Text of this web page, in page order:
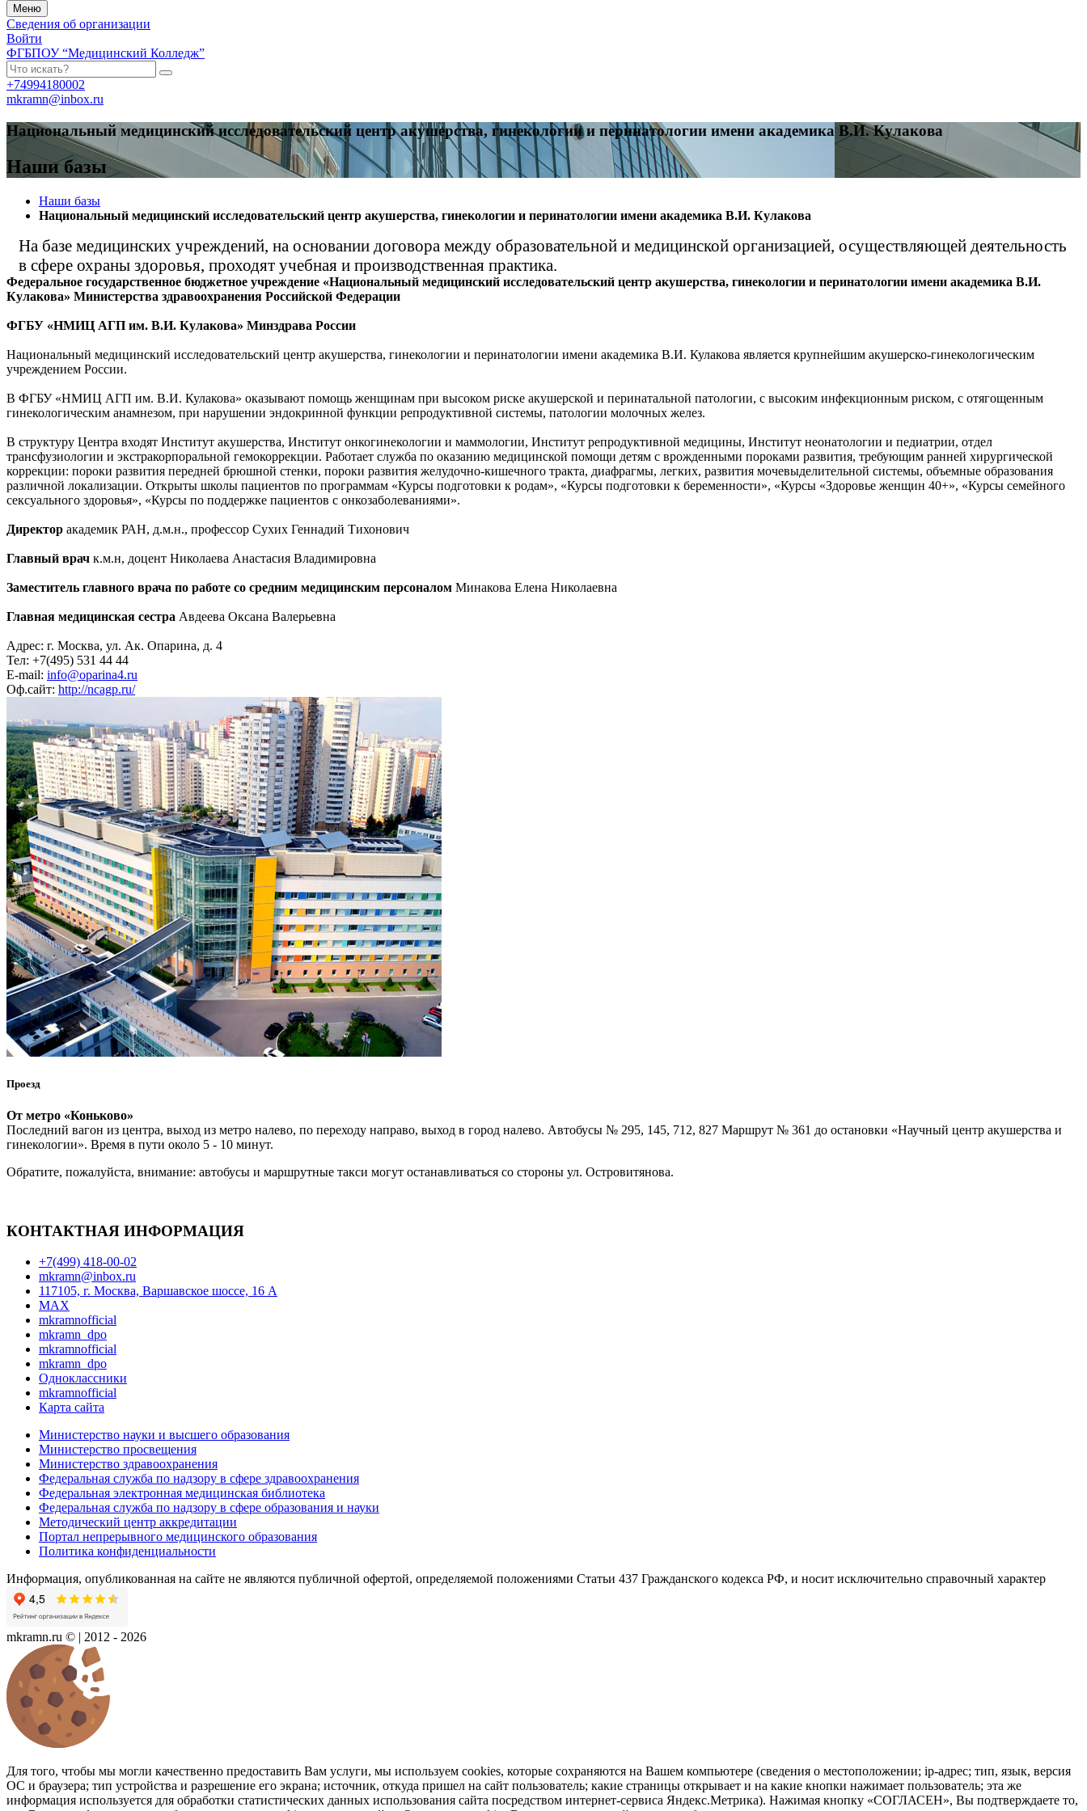
Меню
Сведения об организации
Войти
ФГБПОУ “Медицинский Колледж”
+74994180002
mkramn@inbox.ru
Национальный медицинский исследовательский центр акушерства, гинекологии и перинатологии имени академика В.И. Кулакова
Наши базы
Наши базы
Национальный медицинский исследовательский центр акушерства, гинекологии и перинатологии имени академика В.И. Кулакова
На базе медицинских учреждений, на основании договора между образовательной и медицинской организацией, осуществляющей деятельность
в сфере охраны здоровья, проходят учебная и производственная практика.
Федеральное государственное бюджетное учреждение «Национальный медицинский исследовательский центр акушерства, гинекологии и перинатологии имени академика В.И.
Кулакова» Министерства здравоохранения Российской Федерации
ФГБУ «НМИЦ АГП им. В.И. Кулакова» Минздрава России
Национальный медицинский исследовательский центр акушерства, гинекологии и перинатологии имени академика В.И. Кулакова является крупнейшим акушерско-гинекологическим
учреждением России.
В ФГБУ «НМИЦ АГП им. В.И. Кулакова» оказывают помощь женщинам при высоком риске акушерской и перинатальной патологии, с высоким инфекционным риском, с отягощенным
гинекологическим анамнезом, при нарушении эндокринной функции репродуктивной системы, патологии молочных желез.
В структуру Центра входят Институт акушерства, Институт онкогинекологии и маммологии, Институт репродуктивной медицины, Институт неонатологии и педиатрии, отдел
трансфузиологии и экстракорпоральной гемокоррекции. Работает служба по оказанию медицинской помощи детям с врожденными пороками развития, требующим ранней хирургической
коррекции: пороки развития передней брюшной стенки, пороки развития желудочно-кишечного тракта, диафрагмы, легких, развития мочевыделительной системы, объемные образования
различной локализации. Открыты школы пациентов по программам «Курсы подготовки к родам», «Курсы подготовки к беременности», «Курсы «Здоровье женщин 40+», «Курсы семейного
сексуального здоровья», «Курсы по поддержке пациентов с онкозаболеваниями».
Директор академик РАН, д.м.н., профессор Сухих Геннадий Тихонович
Главный врач к.м.н, доцент Николаева Анастасия Владимировна
Заместитель главного врача по работе со средним медицинским персоналом Минакова Елена Николаевна
Главная медицинская сестра Авдеева Оксана Валерьевна
Адрес: г. Москва, ул. Ак. Опарина, д. 4
Тел: +7(495) 531 44 44
E-mail: info@oparina4.ru
Оф.сайт: http://ncagp.ru/
Проезд
От метро «Коньково»
Последний вагон из центра, выход из метро налево, по переходу направо, выход в город налево. Автобусы № 295, 145, 712, 827 Маршрут № 361 до остановки «Научный центр акушерства и
гинекологии». Время в пути около 5 - 10 минут.
Обратите, пожалуйста, внимание: автобусы и маршрутные такси могут останавливаться со стороны ул. Островитянова.
КОНТАКТНАЯ ИНФОРМАЦИЯ
+7(499) 418-00-02
mkramn@inbox.ru
117105, г. Москва, Варшавское шоссе, 16 А
MAX
mkramnofficial
mkramn_dpo
mkramnofficial
mkramn_dpo
Одноклассники
mkramnofficial
Карта сайта
Министерство науки и высшего образования
Министерство просвещения
Министерство здравоохранения
Федеральная служба по надзору в сфере здравоохранения
Федеральная электронная медицинская библиотека
Федеральная служба по надзору в сфере образования и науки
Методический центр аккредитации
Портал непрерывного медицинского образования
Политика конфиденциальности
Информация, опубликованная на сайте не являются публичной офертой, определяемой положениями Статьи 437 Гражданского кодекса РФ, и носит исключительно справочный характер
mkramn.ru © | 2012 - 2026
Для того, чтобы мы могли качественно предоставить Вам услуги, мы используем cookies, которые сохраняются на Вашем компьютере (сведения о местоположении; ip-адрес; тип, язык, версия
ОС и браузера; тип устройства и разрешение его экрана; источник, откуда пришел на сайт пользователь; какие страницы открывает и на какие кнопки нажимает пользователь; эта же
информация используется для обработки статистических данных использования сайта посредством интернет-сервиса Яндекс.Метрика). Нажимая кнопку «СОГЛАСЕН», Вы подтверждаете то,